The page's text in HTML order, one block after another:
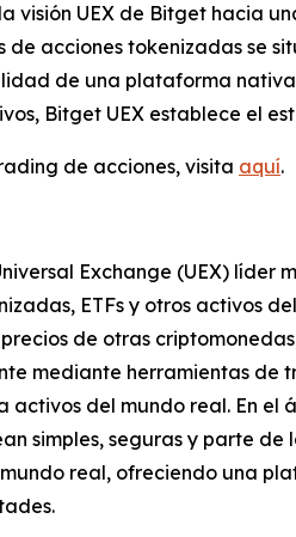
visión UEX de Bitget hacia
de acciones tokenizadas se
de una plataforma nativa
Bitget UEX establece el
de acciones, visita aquí.
Exchange (UEX) líder
ETFs y otros activos
de otras
mediante herramientas de
activos del mundo real. En el
simples, seguras y parte
real, ofreciendo una